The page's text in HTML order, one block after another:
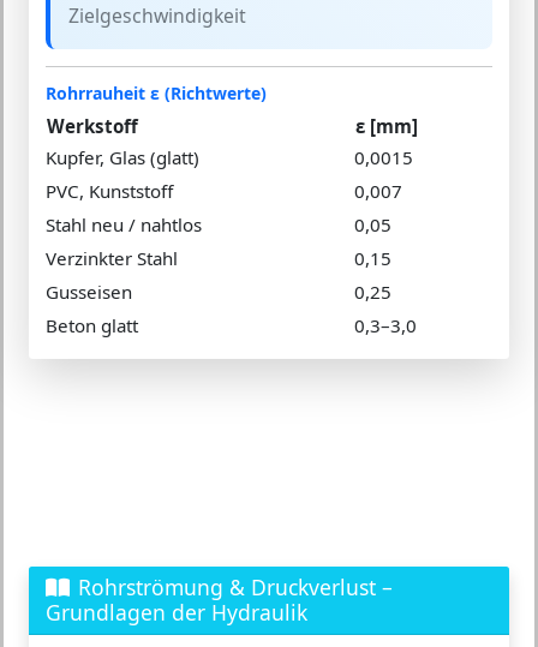
Zielgeschwindigkeit
Rohrrauheit ε (Richtwerte)
Werkstoff
ε [mm]
Kupfer, Glas (glatt)
0,0015
PVC, Kunststoff
0,007
Stahl neu / nahtlos
0,05
Verzinkter Stahl
0,15
Gusseisen
0,25
Beton glatt
0,3–3,0
Rohrströmung & Druckverlust –
Grundlagen der Hydraulik